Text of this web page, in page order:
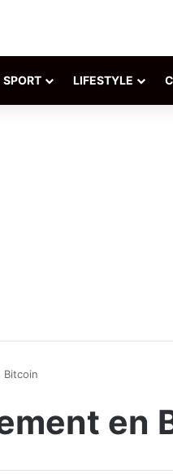
SPORT LIFESTYLE
Bitcoin
en